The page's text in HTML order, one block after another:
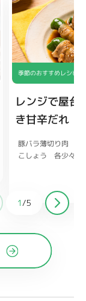
季節のおすすめレシピ
レンジで屋台
き甘辛だれ
豚バラ薄切り肉 6
こしょう 各少々
チューブ1〜2cm
1 /5